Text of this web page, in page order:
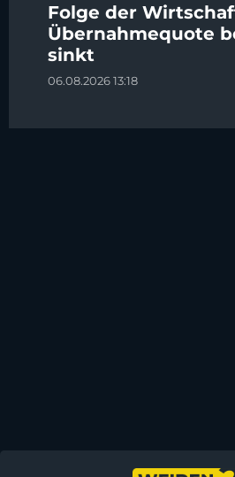
Folge der
Übernahmequote
sinkt
06.08.2026 13:18